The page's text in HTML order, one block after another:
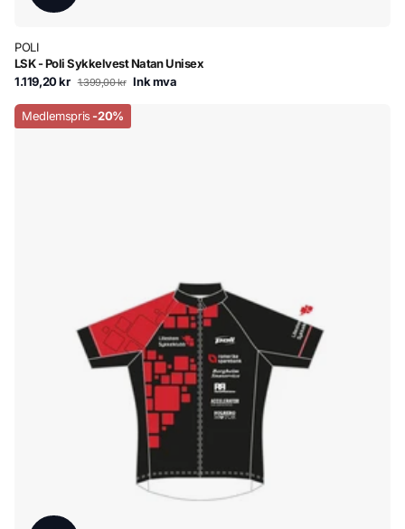
POLI
LSK - Poli Sykkelvest Natan Unisex
1.119,20 kr 1.399,00 kr Ink mva
Medlemspris -20%